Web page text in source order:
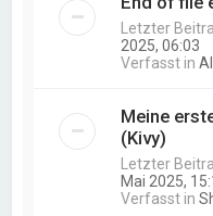
Letzter
2025, 06:03
Verfasst in
Meine
(Kivy)
Letzter
Mai 2025,
Verfasst in